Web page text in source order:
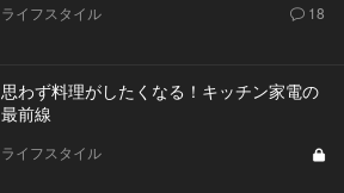
ライフスタイル 18
思わず料理がしたくなる！キッチン家電の
最前線
ライフスタイル